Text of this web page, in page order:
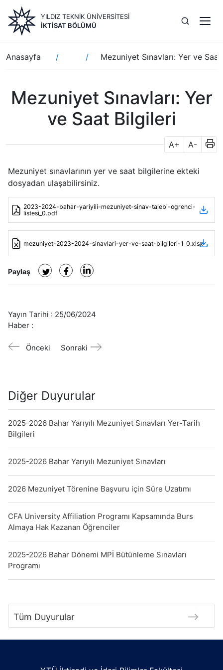
içeriğe
atla
YILDIZ TEKNİK ÜNİVERSİTESİ
İKTISAT BÖLÜMÜ
Sayfa
yolu
Anasayfa Mezuniyet Sınavları: Yer ve
Mezuniyet Sınavları: Yer
ve Saat Bilgileri
A+ A-
Mezuniyet sınavlarının yer ve saat bilgilerine ekteki
dosyadan ulaşabilirsiniz.
2023-2024-bahar-yariyili-mezuniyet-sinav-talebi-ogrenci-
listesi_0.pdf
mezuniyet-2023-2024-sinavlari-yer-ve-saat-bilgileri-1_0.xlsx
Paylaş
Yayın Tarihi : 25/06/2024
Haber :
Önceki Sonraki
Diğer Duyurular
2025-2026 Bahar Yarıyılı Mezuniyet Sınavları Yer-Tarih
Bilgileri
2025-2026 Bahar Yarıyılı Mezuniyet Sınavları
2026 Mezuniyet Törenine Başvuru için Süre Uzatımı
CFA University Affiliation Programı Kapsamında Burs
Almaya Hak Kazanan Öğrenciler
2025-2026 Bahar Dönemi MPİ Bütünleme Sınavları
Programı
Tüm Duyurular